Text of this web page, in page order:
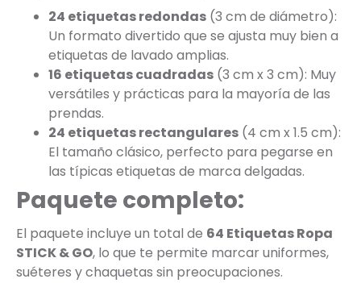
24 etiquetas redondas (3 cm de diámetro):
Un formato divertido que se ajusta muy bien a
etiquetas de lavado amplias.
16 etiquetas cuadradas (3 cm x 3 cm): Muy
versátiles y prácticas para la mayoría de las
prendas.
24 etiquetas rectangulares (4 cm x 1.5 cm):
El tamaño clásico, perfecto para pegarse en
las típicas etiquetas de marca delgadas.
Paquete completo:
El paquete incluye un total de 64 Etiquetas Ropa
STICK & GO, lo que te permite marcar uniformes,
suéteres y chaquetas sin preocupaciones.